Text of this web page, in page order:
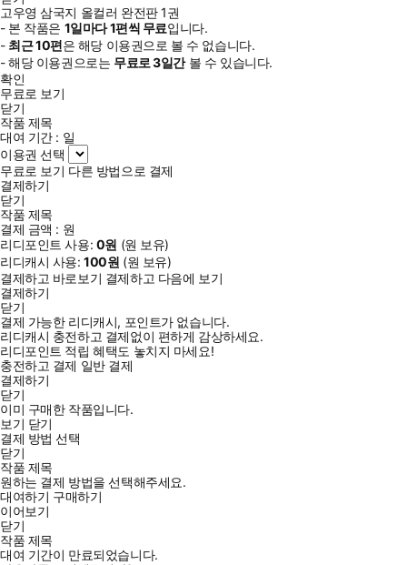
고우영 삼국지 올컬러 완전판 1권
- 본 작품은 1일마다1편씩 무료입니다.
- 최근10편은 해당 이용권으로 볼 수 없습니다.
- 해당 이용권으로는 무료로3일간볼 수 있습니다.
확인
무료로 보기
닫기
작품 제목
대여 기간 : 일
이용권 선택
무료로 보기 다른 방법으로 결제
결제하기
닫기
작품 제목
결제 금액 : 원
리디포인트 사용: 0원 (원 보유)
리디캐시 사용:100원 (원 보유)
결제하고 바로보기 결제하고 다음에 보기
결제하기
닫기
결제 가능한 리디캐시, 포인트가 없습니다.
리디캐시 충전하고 결제없이 편하게 감상하세요.
리디포인트 적립 혜택도 놓치지 마세요!
충전하고 결제 일반 결제
결제하기
닫기
이미 구매한 작품입니다.
보기 닫기
결제 방법 선택
닫기
작품 제목
원하는 결제 방법을 선택해주세요.
대여하기 구매하기
이어보기
닫기
작품 제목
대여 기간이 만료되었습니다.